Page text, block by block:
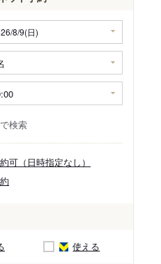
検索
可（日時指定なし）
使える